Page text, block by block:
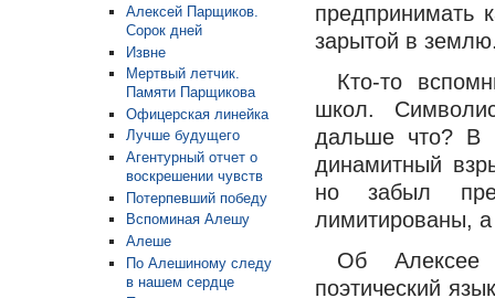
Алексей Парщиков.
Сорок дней
Извне
Мертвый летчик.
Памяти Парщикова
Офицерская линейка
Лучше будущего
Агентурный отчет о
воскрешении чувств
Потерпевший победу
Вспоминая Алешу
Алеше
По Алешиному следу
в нашем сердце
предпринимать
зарытой в
Кто-то
школ.
дальше что? В
динамитный
но забыл
лимитированы,
Об Алексее
поэтический